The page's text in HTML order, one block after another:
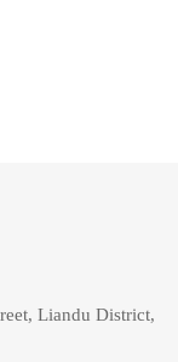
Liandu District,